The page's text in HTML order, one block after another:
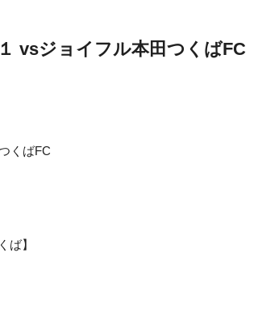
vsジョイフル本田つくばFC
くばFC
ば】